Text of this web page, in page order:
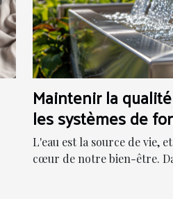
Maintenir la
les systèmes de
modernes
L'eau est la source de vie,
cœur de notre bien-être.